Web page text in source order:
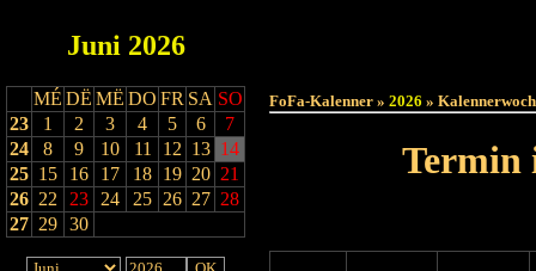
Juni 2026
MÉ DË MË DO FR SA SO
23
1 2 3 4 5 6
7
24
8 9 10 11 12 13 14
25 15 16 17 18 19 20 21
26 22 23 24 25 26 27 28
27 29 30
FoFa-Kalenner » 2026 »
Termin